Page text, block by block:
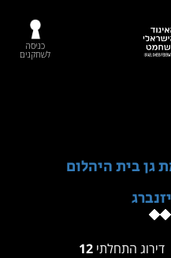
כניסה
לשחקנים
דירוג התחלתי